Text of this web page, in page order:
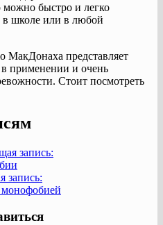
можно быстро и легко
в школе или в любой
МакДонаха представляет
применении и очень
Стоит посмотреть
запись:
запись:
монофобией